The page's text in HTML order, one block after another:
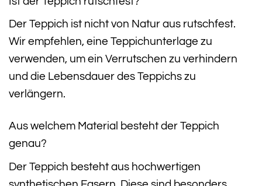
Der Teppich ist nicht von Natur aus rutschfest.
Wir empfehlen, eine Teppichunterlage zu
verwenden, um ein Verrutschen zu verhindern
und die Lebensdauer des Teppichs zu
verlängern.
Aus welchem Material besteht der Teppich
genau?
Der Teppich besteht aus hochwertigen